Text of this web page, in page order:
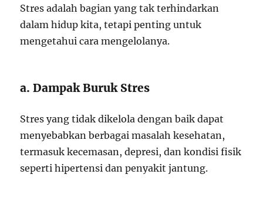
Stres adalah bagian yang tak terhindarkan
dalam hidup kita, tetapi penting untuk
mengetahui cara mengelolanya.
a. Dampak Buruk Stres
Stres yang tidak dikelola dengan baik dapat
menyebabkan berbagai masalah kesehatan,
termasuk kecemasan, depresi, dan kondisi fisik
seperti hipertensi dan penyakit jantung.